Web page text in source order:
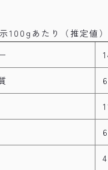
100gあたり（推定値）